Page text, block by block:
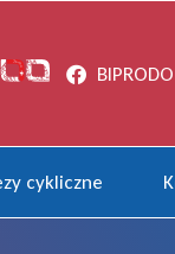
Facebook
BIPRODO
cykliczne